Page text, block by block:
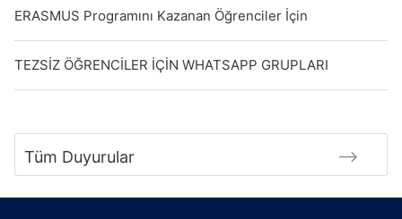
ERASMUS Programını Kazanan Öğrenciler İçin
TEZSİZ ÖĞRENCİLER İÇİN WHATSAPP GRUPLARI
Tüm Duyurular